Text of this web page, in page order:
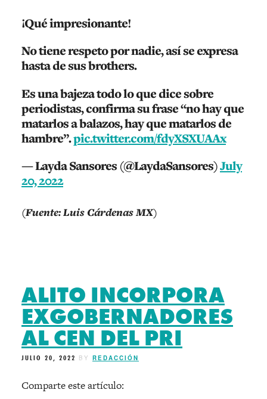
¡Qué impresionante!
No tiene respeto por nadie, así se expresa
hasta de sus brothers.
Es una bajeza todo lo que dice sobre
periodistas, confirma su frase “no hay que
matarlos a balazos, hay que matarlos de
hambre”.pic.twitter.com/fdyXSXUAAx
— Layda Sansores (@LaydaSansores)July
20, 2022
(Fuente: Luis Cárdenas MX)
ALITO INCORPORA
EXGOBERNADORES
AL CEN DEL PRI
JULIO 20, 2022 BY REDACCIÓN
Comparte este artículo: